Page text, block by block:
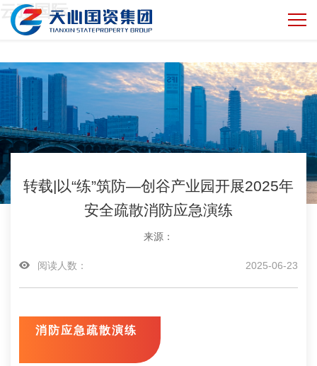
云顶国际
转载|以“练”筑防—创谷产业园开展2025年
安全疏散消防应急演练
来源：
阅读人数： 2025-06-23
消防应急疏散演练